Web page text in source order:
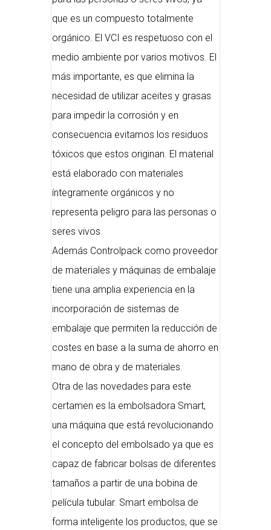
que es un compuesto totalmente
orgánico. El VCI es respetuoso con el
medio ambiente por varios motivos. El
más importante, es que elimina la
necesidad de utilizar aceites y grasas
para impedir la corrosión y en
consecuencia evitamos los residuos
tóxicos que estos originan. El material
está elaborado con materiales
íntegramente orgánicos y no
representa peligro para las personas o
seres vivos.
Además Controlpack como proveedor
de materiales y máquinas de embalaje
tiene una amplia experiencia en la
incorporación de sistemas de
embalaje que permiten la reducción de
costes en base a la suma de ahorro en
mano de obra y de materiales.
Otra de las novedades para este
certamen es la embolsadora Smart,
una máquina que está revolucionando
el concepto del embolsado ya que es
capaz de fabricar bolsas de diferentes
tamaños a partir de una bobina de
película tubular. Smart embolsa de
forma inteligente los productos, que se